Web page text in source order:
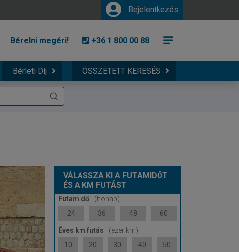
Bejelentkezés
Bérelni megéri! +36 1 800 00 88
Bérleti Díj ÖSSZETETT KERESÉS
VÁLASSZA KI A FUTAMIDŐT
ÉS A KM FUTÁST
Futamidő
(hónap)
24
36 48 60
Éves km futás
(ezer km)
10
20 30 40 50